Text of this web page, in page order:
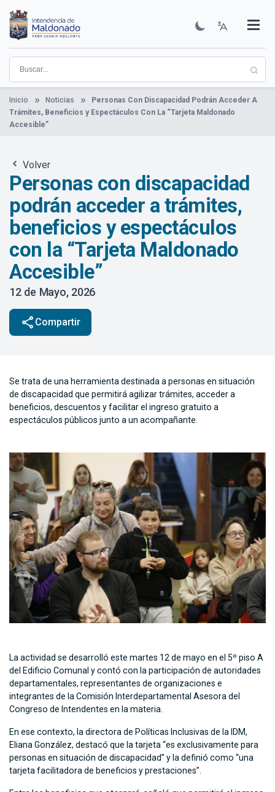
contenido
principal
Institucional
Municipios
Descubre Maldonado
Comunicación
Servicios
Guía De Trámites
Ver Noticias
Inicio Noticias
Personas Con Discapacidad Podrán Acceder A
Trámites, Beneficios y Espectáculos Con La “Tarjeta Maldonado
Accesible”
Volver
Personas con discapacidad
podrán acceder a trámites,
beneficios y espectáculos
con la “Tarjeta Maldonado
Accesible”
12 de Mayo, 2026
share Compartir
Se trata de una herramienta destinada a personas en situación
de discapacidad que permitirá agilizar trámites, acceder a
beneficios, descuentos y facilitar el ingreso gratuito a
espectáculos públicos junto a un acompañante.
La actividad se desarrolló este martes 12 de mayo en el 5º piso A
del Edificio Comunal y contó con la participación de autoridades
departamentales, representantes de organizaciones e
integrantes de la Comisión Interdepartamental Asesora del
Congreso de Intendentes en la materia.
En ese contexto, la directora de Políticas Inclusivas de la IDM,
Eliana González, destacó que la tarjeta “es exclusivamente para
personas en situación de discapacidad” y la definió como “una
tarjeta facilitadora de beneficios y prestaciones”.